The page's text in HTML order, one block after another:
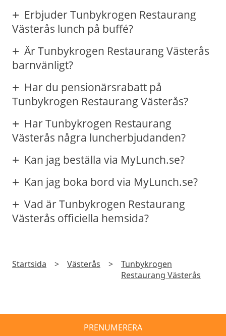
Erbjuder Tunbykrogen Restaurang
Västerås lunch på buffé?
Är Tunbykrogen Restaurang Västerås
barnvänligt?
Har du pensionärsrabatt på
Tunbykrogen Restaurang Västerås?
Har Tunbykrogen Restaurang
Västerås några luncherbjudanden?
Kan jag beställa via MyLunch.se?
Kan jag boka bord via MyLunch.se?
Vad är Tunbykrogen Restaurang
Västerås officiella hemsida?
Startsida > Västerås >
Tunbykrogen
Restaurang Västerås
PRENUMERERA